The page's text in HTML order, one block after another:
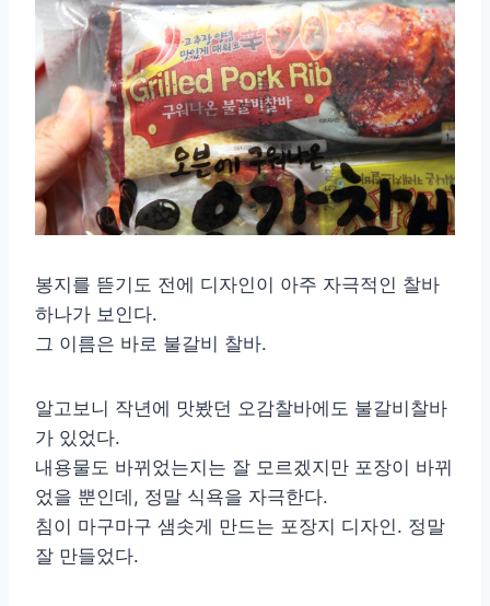
봉지를 뜯기도 전에 디자인이 아주 자극적인 찰바
하나가 보인다.
그 이름은 바로 불갈비 찰바.
알고보니 작년에 맛봤던 오감찰바에도 불갈비찰바
가 있었다.
내용물도 바뀌었는지는 잘 모르겠지만 포장이 바뀌
었을 뿐인데, 정말 식욕을 자극한다.
침이 마구마구 샘솟게 만드는 포장지 디자인. 정말
잘 만들었다.